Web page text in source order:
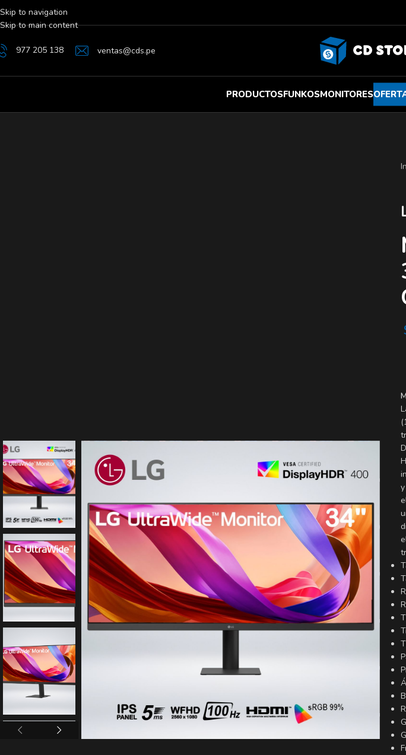
Skip to navigation
Skip to main content
977 205 138 ventas@cds.pe
PRODUCTOSFUNKOSMONITORES